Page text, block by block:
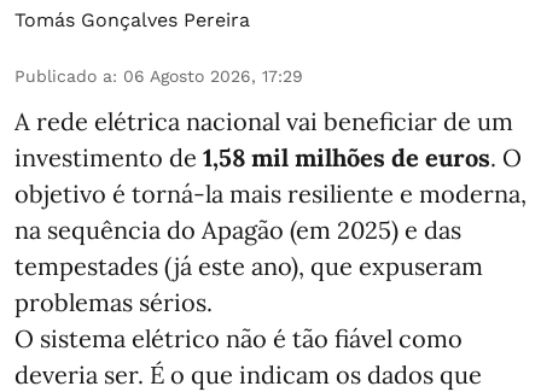
Tomás Gonçalves Pereira
Publicado a: 06 Agosto 2026, 17:29
A rede elétrica nacional vai beneficiar de um
investimento de 1,58 mil milhões de euros. O
objetivo é torná-la mais resiliente e moderna,
na sequência do Apagão (em 2025) e das
tempestades (já este ano), que expuseram
problemas sérios.
O sistema elétrico não é tão fiável como
deveria ser. É o que indicam os dados que